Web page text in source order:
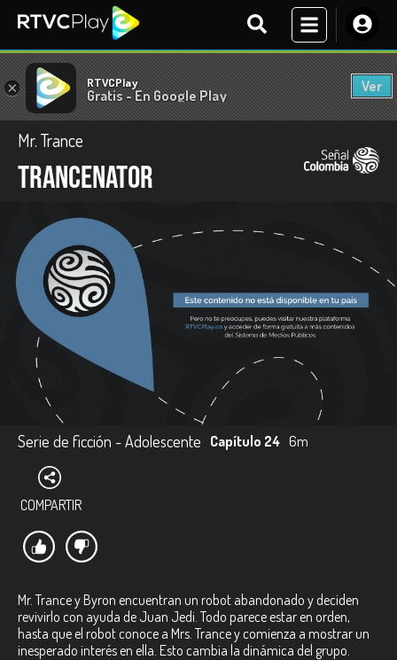
× RTVCPlay
Gratis - En Google Play
Ver
Mr. Trance
Trancenator
Serie de ficción - Adolescente Capítulo 24 6m
COMPARTIR
Mr. Trance y Byron encuentran un robot abandonado y deciden
revivirlo con ayuda de Juan Jedi. Todo parece estar en orden,
hasta que el robot conoce a Mrs. Trance y comienza a mostrar un
inesperado interés en ella. Esto cambia la dinámica del grupo.